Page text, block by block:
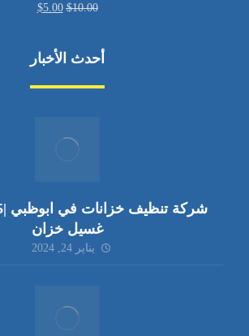
$10.00
$5.00
أحدث الأخبار
غسيل خزان
يناير 24, 2024